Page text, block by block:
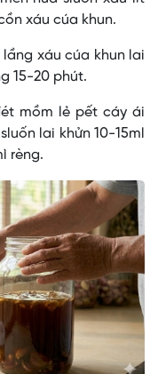
xáu cúa khun.
xáu cúa khun lai
15-20 phút.
mồm lẻ pết cáy ái
lai khửn 10-15ml
rèng.